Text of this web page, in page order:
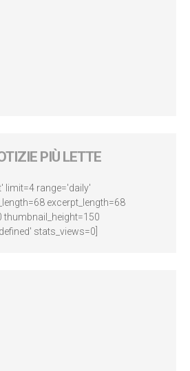
PIÙ LETTE
limit=4 range='daily'
excerpt_length=68
stats_views=0]